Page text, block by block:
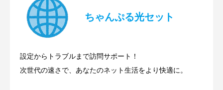
ちゃんぷる光セット
設定からトラブルまで訪問サポート！
次世代の速さで、あなたのネット生活をより快適に。